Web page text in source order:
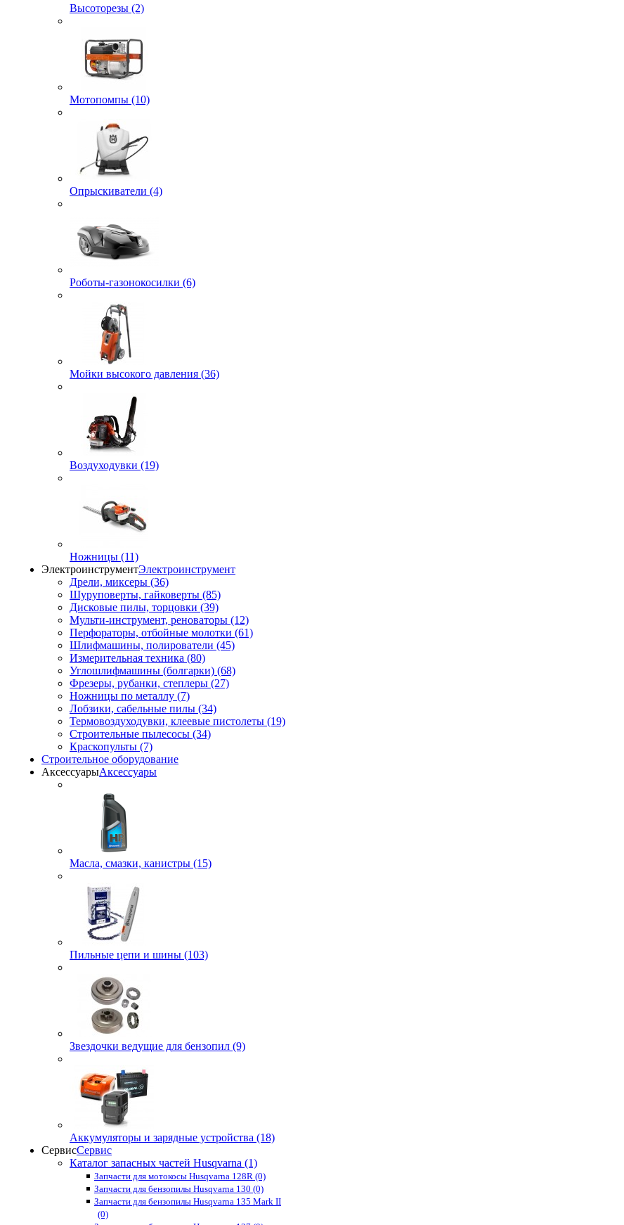
Высоторезы (2)
Мотопомпы (10)
Опрыскиватели (4)
Роботы-газонокосилки (6)
Мойки высокого давления (36)
Воздуходувки (19)
Ножницы (11)
ЭлектроинструментЭлектроинструмент
Дрели, миксеры (36)
Шуруповерты, гайковерты (85)
Дисковые пилы, торцовки (39)
Мульти-инструмент, реноваторы (12)
Перфораторы, отбойные молотки (61)
Шлифмашины, полирователи (45)
Измерительная техника (80)
Углошлифмашины (болгарки) (68)
Фрезеры, рубанки, степлеры (27)
Ножницы по металлу (7)
Лобзики, сабельные пилы (34)
Термовоздуходувки, клеевые пистолеты (19)
Строительные пылесосы (34)
Краскопульты (7)
Строительное оборудование
АксессуарыАксессуары
Масла, смазки, канистры (15)
Пильные цепи и шины (103)
Звездочки ведущие для бензопил (9)
Аккумуляторы и зарядные устройства (18)
СервисСервис
Каталог запасных частей Husqvarna (1)
Запчасти для мотокосы Husqvarna 128R (0)
Запчасти для бензопилы Husqvarna 130 (0)
Запчасти для бензопилы Husqvarna 135 Mark II
(0)